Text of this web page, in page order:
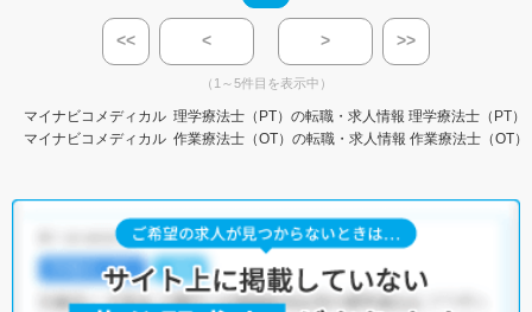
<< < > >>
（1～5件目を表示中）
マイナビコメディカル 理学療法士（PT）の転職・求人情報 理学療法士（PT）
マイナビコメディカル 作業療法士（OT）の転職・求人情報 作業療法士（OT